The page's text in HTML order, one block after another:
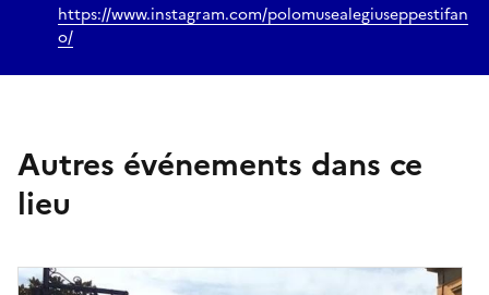
https://www.instagram.com/polomusealegiuseppestifan
o/
Autres événements dans ce
lieu